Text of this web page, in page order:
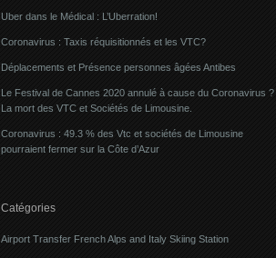
Uber dans le Médical : L’Uberration!
Coronavirus : Taxis réquisitionnés et les VTC?
Déplacements et Présence personnes âgées Antibes
Le Festival de Cannes 2020 annulé à cause du Coronavirus ?
La mort des VTC et Sociétés de Limousine.
Coronavirus : 49.3 % des Vtc et sociétés de Limousine
pourraient fermer sur la Côte d’Azur
Catégories
Airport Transfer French Alps and Italy Skiing Station